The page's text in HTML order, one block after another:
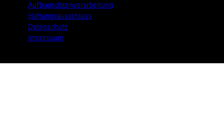
Auftragsdatenverarbeitung
Haftungsausschluss
Datenschutz
Impressum